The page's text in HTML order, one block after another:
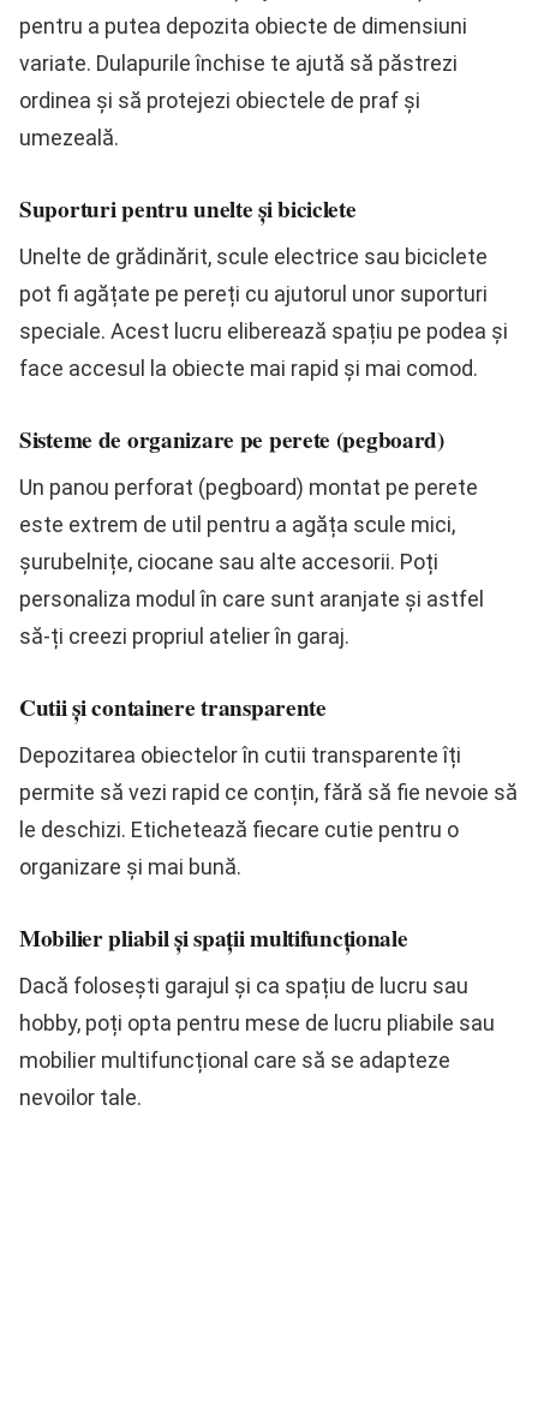
pentru a putea depozita obiecte de dimensiuni
variate. Dulapurile închise te ajută să păstrezi
ordinea și să protejezi obiectele de praf și
umezeală.
Suporturi pentru unelte și biciclete
Unelte de grădinărit, scule electrice sau biciclete
pot fi agățate pe pereți cu ajutorul unor suporturi
speciale. Acest lucru eliberează spațiu pe podea și
face accesul la obiecte mai rapid și mai comod.
Sisteme de organizare pe perete (pegboard)
Un panou perforat (pegboard) montat pe perete
este extrem de util pentru a agăța scule mici,
șurubelnițe, ciocane sau alte accesorii. Poți
personaliza modul în care sunt aranjate și astfel
să-ți creezi propriul atelier în garaj.
Cutii și containere transparente
Depozitarea obiectelor în cutii transparente îți
permite să vezi rapid ce conțin, fără să fie nevoie să
le deschizi. Etichetează fiecare cutie pentru o
organizare și mai bună.
Mobilier pliabil și spații multifuncționale
Dacă folosești garajul și ca spațiu de lucru sau
hobby, poți opta pentru mese de lucru pliabile sau
mobilier multifuncțional care să se adapteze
nevoilor tale.